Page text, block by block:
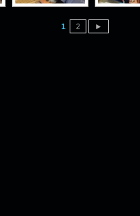
1 2 ►